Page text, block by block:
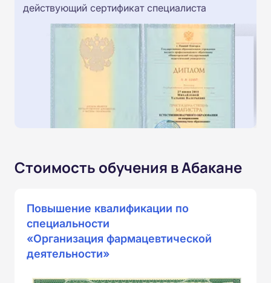
действующий сертификат специалиста
Стоимость обучения в Абакане
Повышение квалификации по
специальности
«Организация фармацевтической
деятельности»